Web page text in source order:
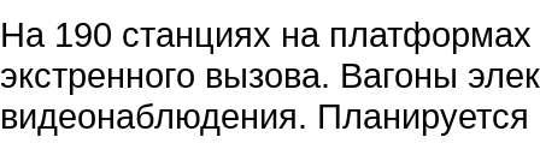
На 190 станциях на
экстренного вызова. Вагоны
видеонаблюдения. Планируется